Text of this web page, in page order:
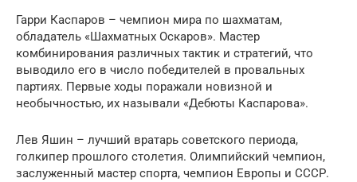
Гарри Каспаров – чемпион мира по шахматам,
обладатель «Шахматных Оскаров». Мастер
комбинирования различных тактик и стратегий, что
выводило его в число победителей в провальных
партиях. Первые ходы поражали новизной и
необычностью, их называли «Дебюты Каспарова».
Лев Яшин – лучший вратарь советского периода,
голкипер прошлого столетия. Олимпийский чемпион,
заслуженный мастер спорта, чемпион Европы и СССР.